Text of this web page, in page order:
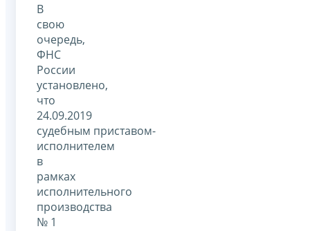
В
свою
очередь,
ФНС
России
установлено,
что
24.09.2019
судебным приставом-
исполнителем
в
рамках
исполнительного
производства
№ 1